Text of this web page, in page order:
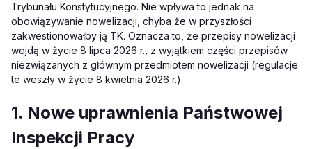
Trybunału Konstytucyjnego. Nie wpływa to jednak na
obowiązywanie nowelizacji, chyba że w przyszłości
zakwestionowałby ją TK. Oznacza to, że przepisy nowelizacji
wejdą w życie 8 lipca 2026 r., z wyjątkiem części przepisów
niezwiązanych z głównym przedmiotem nowelizacji (regulacje
te weszły w życie 8 kwietnia 2026 r.).
1. Nowe uprawnienia Państwowej
Inspekcji Pracy